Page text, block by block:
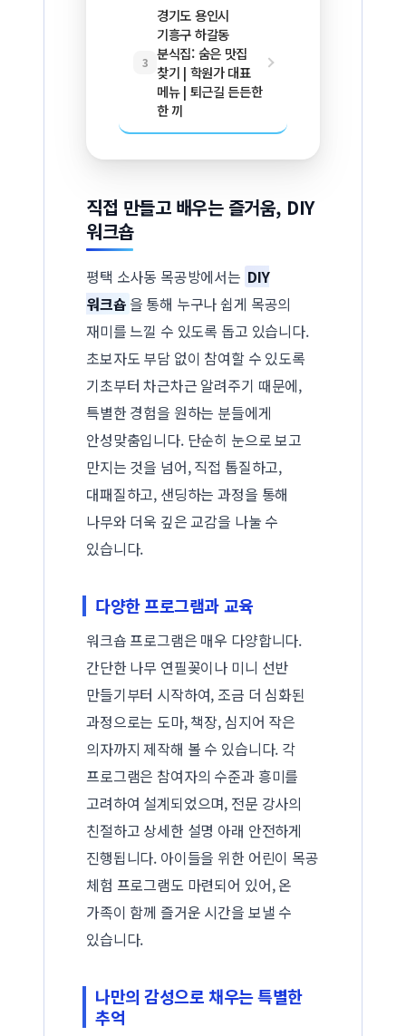
3
경기도 용인시
기흥구 하갈동
분식집: 숨은 맛집
찾기 | 학원가 대표
메뉴 | 퇴근길 든든한
한 끼
직접 만들고 배우는 즐거움, DIY
워크숍
평택 소사동 목공방에서는 DIY
워크숍 을 통해 누구나 쉽게 목공의
재미를 느낄 수 있도록 돕고 있습니다.
초보자도 부담 없이 참여할 수 있도록
기초부터 차근차근 알려주기 때문에,
특별한 경험을 원하는 분들에게
안성맞춤입니다. 단순히 눈으로 보고
만지는 것을 넘어, 직접 톱질하고,
대패질하고, 샌딩하는 과정을 통해
나무와 더욱 깊은 교감을 나눌 수
있습니다.
다양한 프로그램과 교육
워크숍 프로그램은 매우 다양합니다.
간단한 나무 연필꽂이나 미니 선반
만들기부터 시작하여, 조금 더 심화된
과정으로는 도마, 책장, 심지어 작은
의자까지 제작해 볼 수 있습니다. 각
프로그램은 참여자의 수준과 흥미를
고려하여 설계되었으며, 전문 강사의
친절하고 상세한 설명 아래 안전하게
진행됩니다. 아이들을 위한 어린이 목공
체험 프로그램도 마련되어 있어, 온
가족이 함께 즐거운 시간을 보낼 수
있습니다.
나만의 감성으로 채우는 특별한
추억